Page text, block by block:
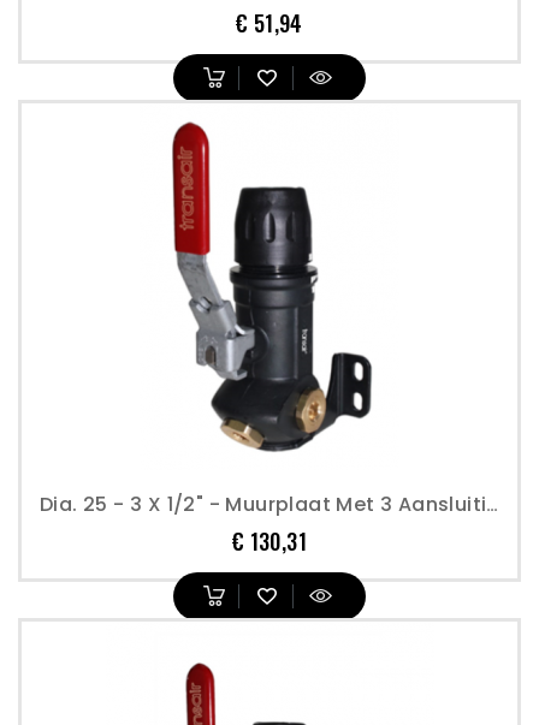
€ 51,94
Dia. 25 - 3 X 1/2" - Muurplaat Met 3 Aansluitingen En Afsluiter - Transair
€ 130,31